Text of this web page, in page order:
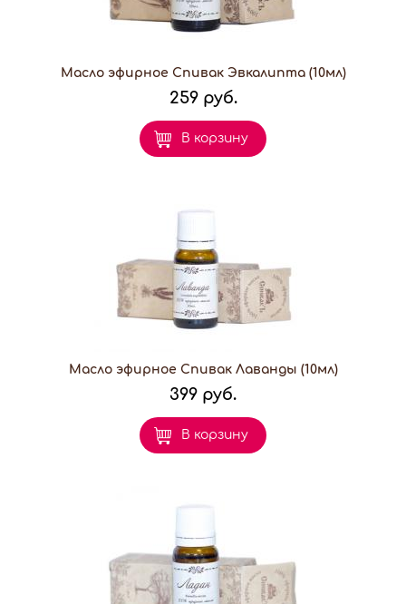
Масло эфирное Спивак Эвкалипта (10мл)
259 руб.
В корзину
Масло эфирное Спивак Лаванды (10мл)
399 руб.
В корзину